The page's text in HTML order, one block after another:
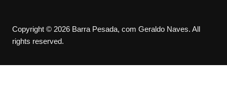
Copyright © 2026 Barra Pesada, com Geraldo Naves. All
rights reserved.